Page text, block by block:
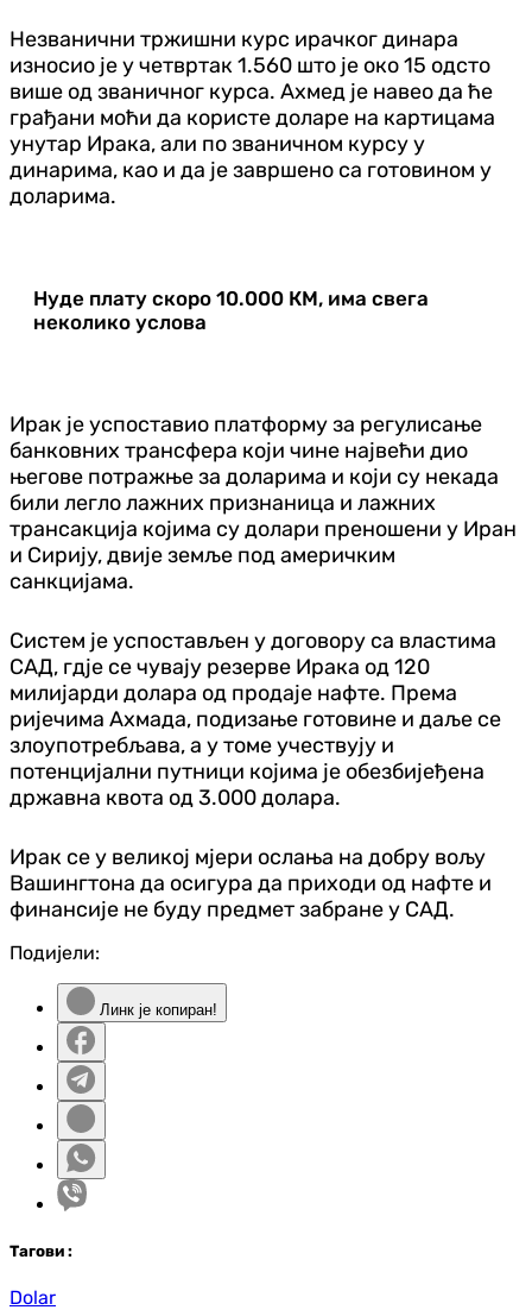
Незванични тржишни курс ирачког динара
износио је у четвртак 1.560 што је око 15 одсто
више од званичног курса. Ахмед је навео да ће
грађани моћи да користе доларе на картицама
унутар Ирака, али по званичном курсу у
динарима, као и да је завршено са готовином у
доларима.
Нуде плату скоро 10.000 КМ, има свега
неколико услова
Ирак је успоставио платформу за регулисање
банковних трансфера који чине највећи дио
његове потражње за доларима и који су некада
били легло лажних признаница и лажних
трансакција којима су долари преношени у Иран
и Сирију, двије земље под америчким
санкцијама.
Систем је успостављен у договору са властима
САД, гдје се чувају резерве Ирака од 120
милијарди долара од продаје нафте. Према
ријечима Ахмада, подизање готовине и даље се
злоупотребљава, а у томе учествују и
потенцијални путници којима је обезбијеђена
државна квота од 3.000 долара.
Ирак се у великој мјери ослања на добру вољу
Вашингтона да осигура да приходи од нафте и
финансије не буду предмет забране у САД.
Подијели:
Линк је копиран!
Тагови :
Dolar